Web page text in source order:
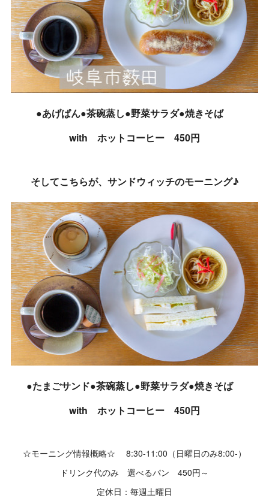
●あげぱん●茶碗蒸し●野菜サラダ●焼きそば
with ホットコーヒー 450円
そしてこちらが、サンドウィッチのモーニング♪
●たまごサンド●茶碗蒸し●野菜サラダ●焼きそば
with ホットコーヒー 450円
☆モーニング情報概略☆ 8:30-11:00（日曜日のみ8:00-）
ドリンク代のみ 選べるパン 450円～
定休日：毎週土曜日